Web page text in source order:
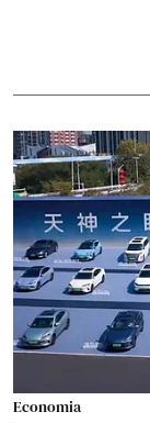
Economia